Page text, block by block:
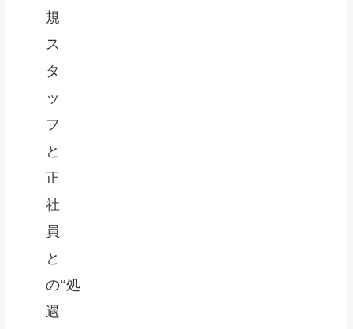
規
ス
タ
ッ
フ
と
正
社
員
と
の“処
遇